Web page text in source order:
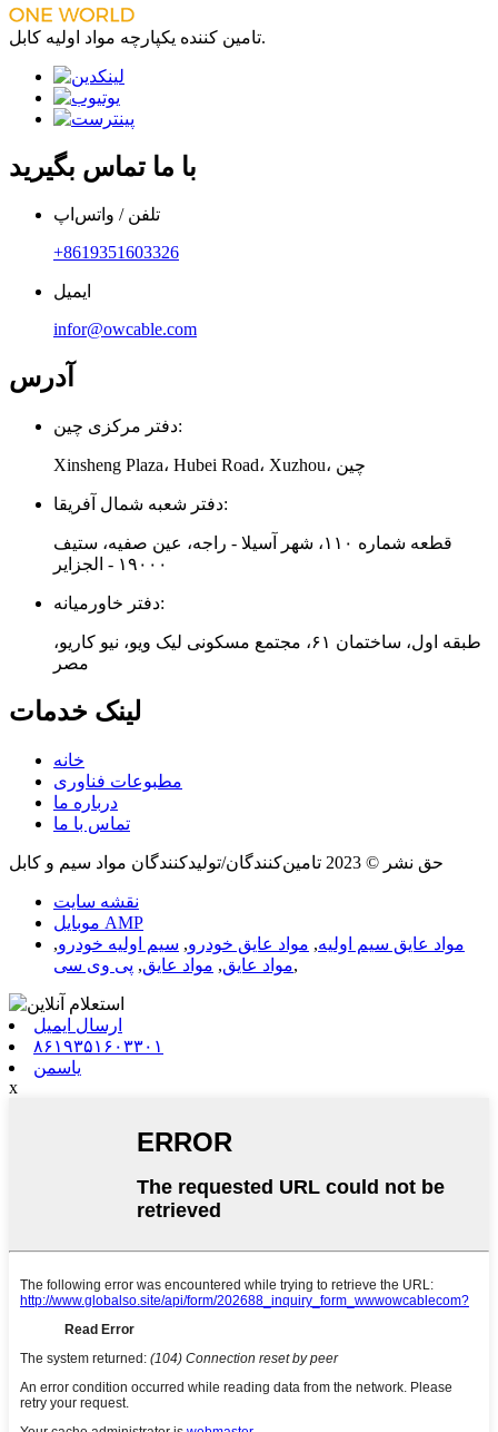
تامین کننده یکپارچه مواد اولیه کابل.
با ما تماس بگیرید
تلفن / واتس‌اپ
‎+8619351603326‎
ایمیل
infor@owcable.com
آدرس
دفتر مرکزی چین:
Xinsheng Plaza، Hubei Road، Xuzhou، چین
دفتر شعبه شمال آفریقا:
قطعه شماره ۱۱۰، شهر آسیلا - راجه، عین صفیه، ستیف
۱۹۰۰۰ - الجزایر
دفتر خاورمیانه:
طبقه اول، ساختمان ۶۱، مجتمع مسکونی لیک ویو، نیو کاریو،
مصر
لینک خدمات
خانه
مطبوعات فناوری
درباره ما
تماس با ما
حق نشر © 2023 تامین‌کنندگان/تولیدکنندگان مواد سیم و کابل
نقشه سایت
موبایل AMP
مواد عایق سیم اولیه, مواد عایق خودرو, سیم اولیه خودرو,
مواد عایق, مواد عایق, پی وی سی ,
ارسال ایمیل
۸۶۱۹۳۵۱۶۰۳۳۰۱
یاسمن
x